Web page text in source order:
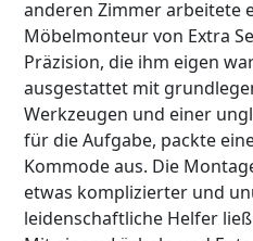
anderen Zimmer arbeitete
Möbelmonteur von Extra
Präzision, die ihm eigen
ausgestattet mit
Werkzeugen und einer
für die Aufgabe, packte
Kommode aus. Die
etwas komplizierter und
leidenschaftliche Helfer